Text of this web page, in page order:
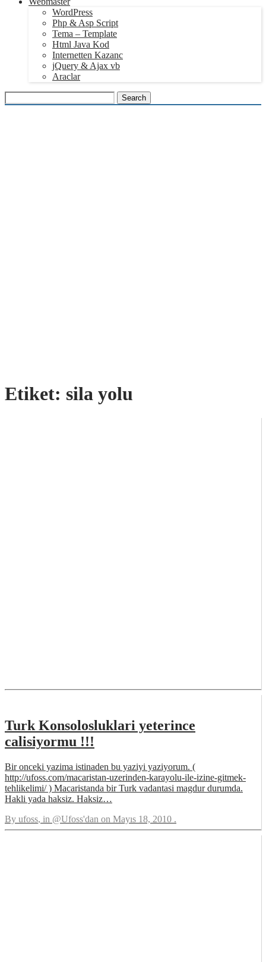
WordPress
Php & Asp Script
Tema – Template
Html Java Kod
Internetten Kazanc
jQuery & Ajax vb
Araclar
Etiket: sila yolu
Turk Konsolosluklari yeterince
calisiyormu !!!
Bir onceki yazima istinaden bu yaziyi yaziyorum. (
http://ufoss.com/macaristan-uzerinden-karayolu-ile-izine-gitmek-
tehlikelimi/ ) Macaristanda bir Turk vadantasi magdur durumda.
Hakli yada haksiz. Haksiz…
By ufoss, in @Ufoss'dan on Mayıs 18, 2010 .